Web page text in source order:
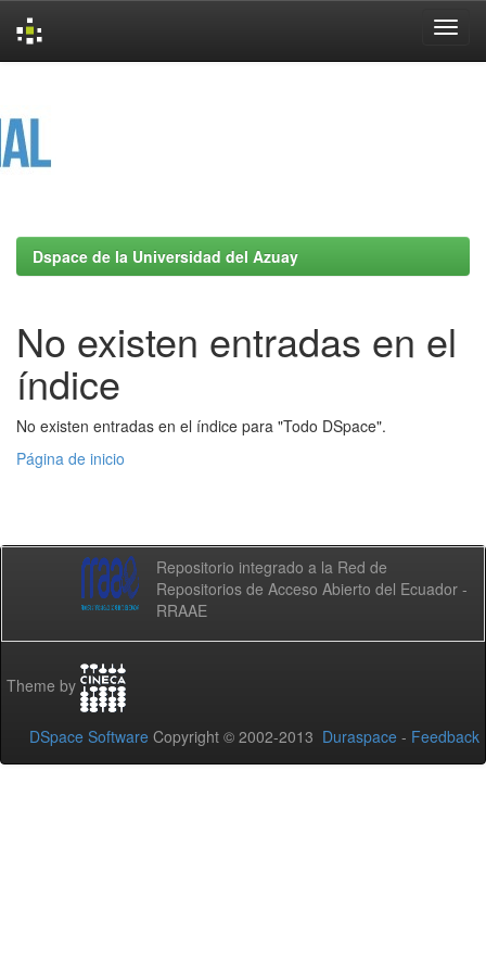
Dspace de la Universidad del Azuay
No existen entradas en el
índice
No existen entradas en el índice para "Todo DSpace".
Página de inicio
Repositorio integrado a la Red de
Repositorios de Acceso Abierto del Ecuador -
RRAAE
Theme by
DSpace Software Copyright © 2002-2013 Duraspace - Feedback